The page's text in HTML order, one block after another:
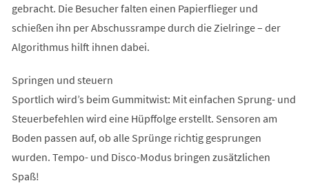
gebracht. Die Besucher falten einen Papierflieger und
schießen ihn per Abschussrampe durch die Zielringe – der
Algorithmus hilft ihnen dabei.
Springen und steuern
Sportlich wird’s beim Gummitwist: Mit einfachen Sprung- und
Steuerbefehlen wird eine Hüpffolge erstellt. Sensoren am
Boden passen auf, ob alle Sprünge richtig gesprungen
wurden. Tempo- und Disco-Modus bringen zusätzlichen
Spaß!